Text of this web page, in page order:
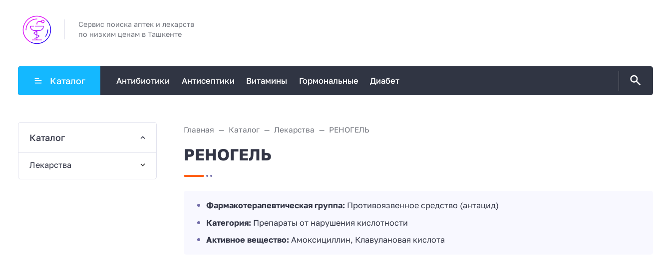
Сервис поиска аптек и лекарств
по низким ценам в Ташкенте
Каталог Антибиотики Антисептики Витамины Гормональные Диабет
Главная Каталог Лекарства РЕНОГЕЛЬ
РЕНОГЕЛЬ
Фармакотерапевтическая группа: Противоязвенное средство (антацид)
Категория: Препараты от нарушения кислотности
Активное вещество: Амоксициллин, Клавулановая кислота
Каталог
Лекарства